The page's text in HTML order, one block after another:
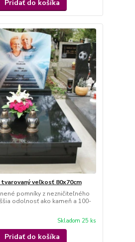
Pridať do košíka
veľkosť 80x70cm
pomníky z nezničiteľného
odolnosť ako kameň a 100-
Skladom 25 ks
Pridať do košíka